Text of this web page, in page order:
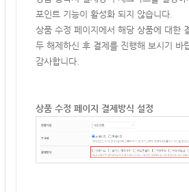
포인트 기능이 활성화 되지 않습니다.
상품 수정 페이지에서 해당 상품에 대한
두 해제하신 후 결제를 진행해 보시기 바
감사합니다.
상품 수정 페이지 결제방식 설정